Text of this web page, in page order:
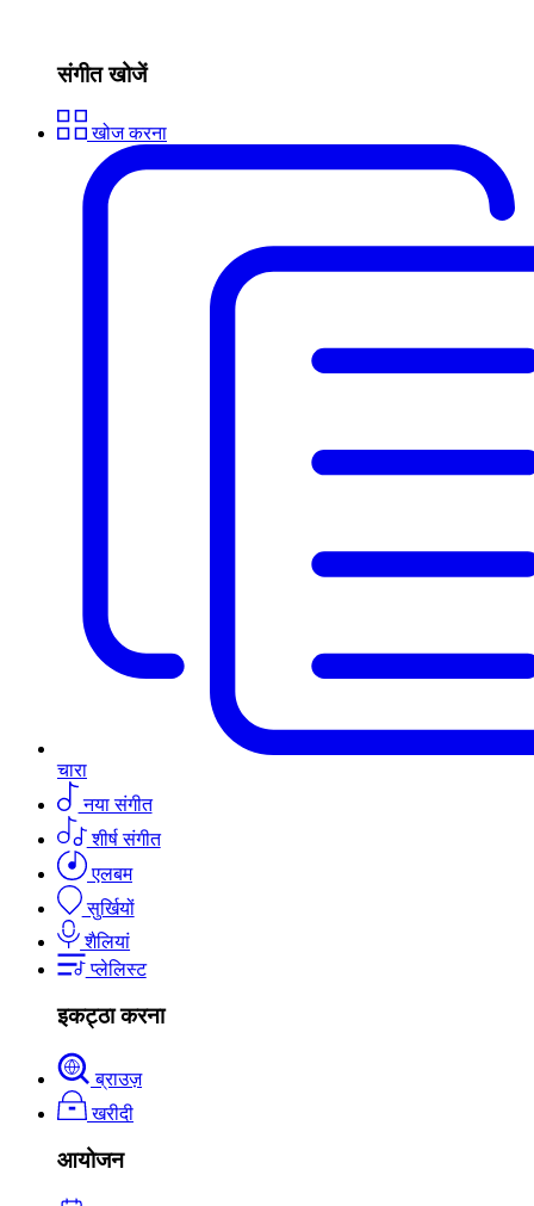
संगीत खोजें
खोज करना
चारा
नया संगीत
शीर्ष संगीत
एलबम
सुर्खियों
शैलियां
प्लेलिस्ट
इकट्ठा करना
ब्राउज़
खरीदी
आयोजन